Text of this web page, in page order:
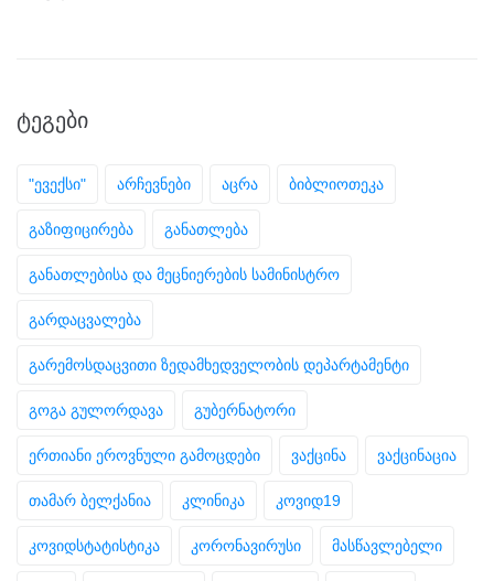
ᲢᲔᲒᲔᲑᲘ
"ევექსი" არჩევნები აცრა ბიბლიოთეკა
გაზიფიცირება განათლება
განათლებისა და მეცნიერების სამინისტრო
გარდაცვალება
გარემოსდაცვითი ზედამხედველობის დეპარტამენტი
გოგა გულორდავა გუბერნატორი
ერთიანი ეროვნული გამოცდები ვაქცინა ვაქცინაცია
თამარ ბელქანია კლინიკა კოვიდ19
კოვიდსტატისტიკა კორონავირუსი მასწავლებელი